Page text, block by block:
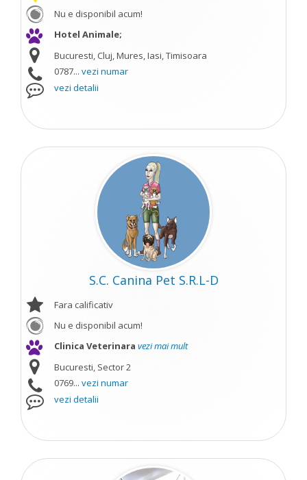
Nu e disponibil acum!
Hotel Animale;
Bucuresti, Cluj, Mures, Iasi, Timisoara
0787... vezi numar
vezi detalii
S.C. Canina Pet S.R.L-D
Fara calificativ
Nu e disponibil acum!
Clinica Veterinara vezi mai mult
Bucuresti, Sector 2
0769... vezi numar
vezi detalii